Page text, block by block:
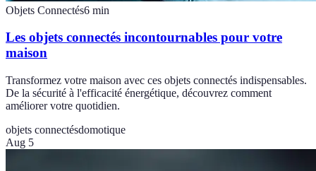
Objets Connectés6 min
Les objets connectés incontournables pour votre
maison
Transformez votre maison avec ces objets connectés indispensables.
De la sécurité à l'efficacité énergétique, découvrez comment
améliorer votre quotidien.
objets connectésdomotique
Aug 5